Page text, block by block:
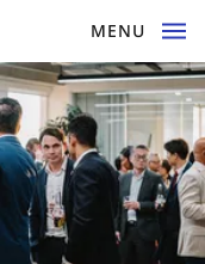
MENU